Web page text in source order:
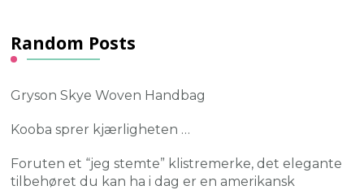
Random Posts
Gryson Skye Woven Handbag
Kooba sprer kjærligheten …
Foruten et “jeg stemte” klistremerke, det elegante
tilbehøret du kan ha i dag er en amerikansk